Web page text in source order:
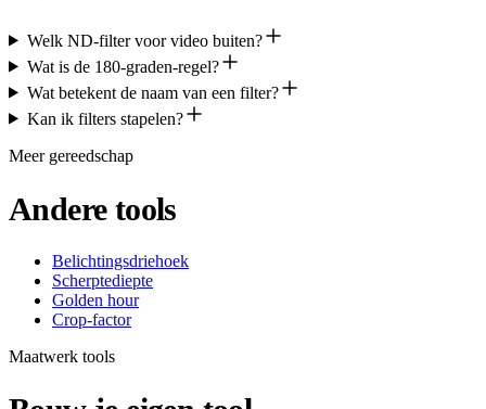
Welk ND-filter voor video buiten?
Wat is de 180-graden-regel?
Wat betekent de naam van een filter?
Kan ik filters stapelen?
Meer gereedschap
Andere tools
Belichtingsdriehoek
Scherptediepte
Golden hour
Crop-factor
Maatwerk tools